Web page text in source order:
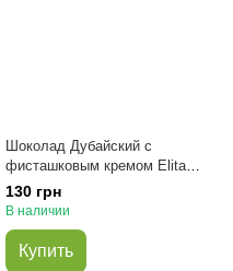
Шоколад Дубайский с
фисташковым кремом Elita
Lokum 30 г
130 грн
В наличии
Купить